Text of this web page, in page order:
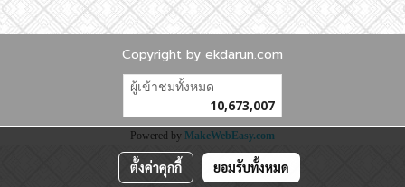
Copyright by ekdarun.com
ผู้เข้าชมทั้งหมด
10,673,007
Powered by MakeWebEasy.com
ตั้งค่าคุกกี้ ยอมรับทั้งหมด